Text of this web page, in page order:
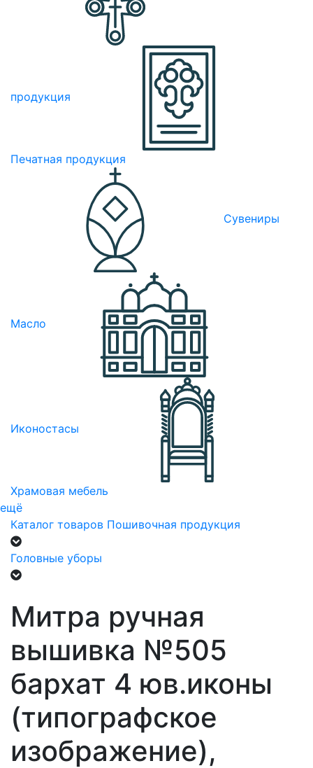
продукция
Печатная продукция
Сувениры
Масло
Иконостасы
Храмовая мебель
ещё
Каталог товаров Пошивочная продукция
Головные уборы
Митра ручная
вышивка №505
бархат 4 юв.иконы
(типографское
изображение),